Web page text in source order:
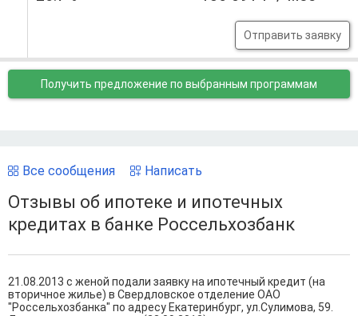
Отправить заявку
Получить предложение по выбранным программам
Все сообщения Написать
Отзывы об ипотеке и ипотечных
кредитах в банке Россельхозбанк
21.08.2013 с женой подали заявку на ипотечный кредит (на
вторичное жилье) в Свердловское отделение ОАО
"Россельхозбанка" по адресу Екатеринбург, ул.Сулимова, 59.